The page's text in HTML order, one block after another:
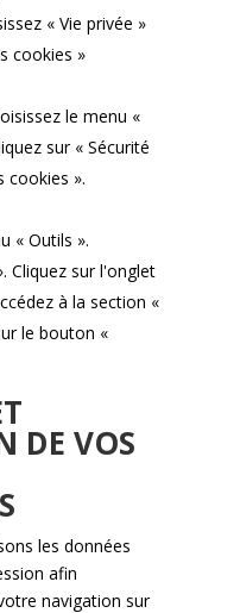
« Vie privée »
cookies »
le menu «
sur « Sécurité
cookies ».
« Outils ».
Cliquez sur l'onglet
à la section «
le bouton «
DE VOS
les données
afin
navigation sur